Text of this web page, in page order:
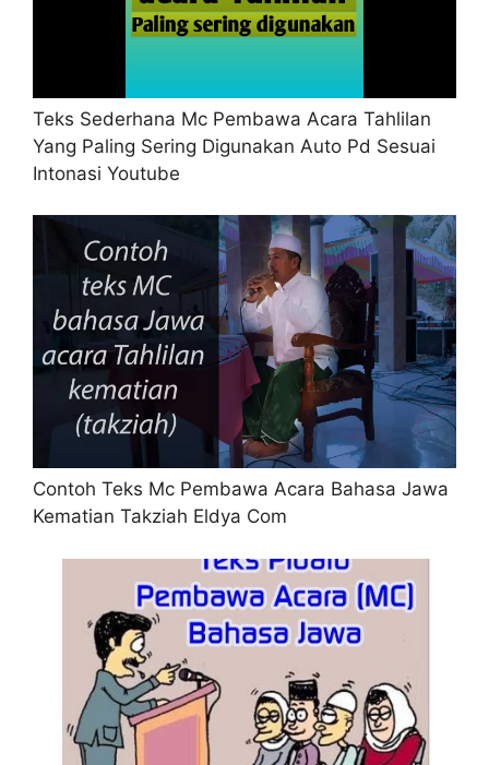
Teks Sederhana Mc Pembawa Acara Tahlilan
Yang Paling Sering Digunakan Auto Pd Sesuai
Intonasi Youtube
Contoh Teks Mc Pembawa Acara Bahasa Jawa
Kematian Takziah Eldya Com